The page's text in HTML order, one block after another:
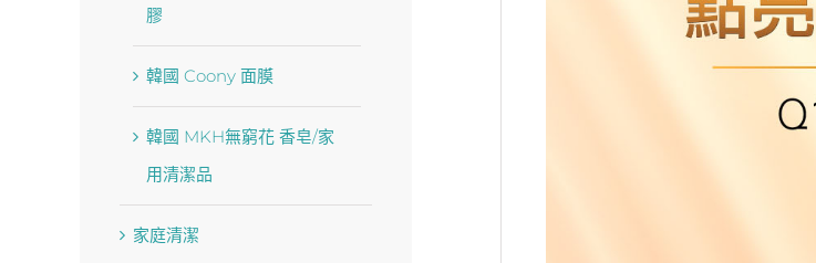
膠
韓國 Coony 面膜
韓國 MKH無窮花 香皂/家
用清潔品
家庭清潔